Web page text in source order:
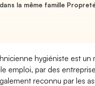
la même famille
hygiéniste est un
emploi, par des
reconnu par les